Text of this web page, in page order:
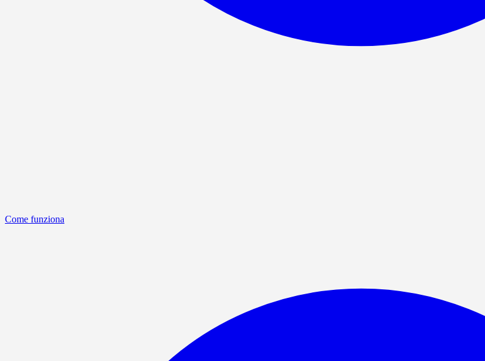
Come funziona